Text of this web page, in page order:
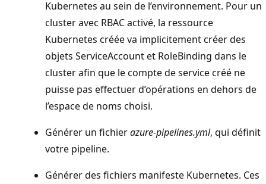
Kubernetes au sein de l’environnement. Pour un
cluster avec RBAC activé, la ressource
Kubernetes créée va implicitement créer des
objets ServiceAccount et RoleBinding dans le
cluster afin que le compte de service créé ne
puisse pas effectuer d’opérations en dehors de
l’espace de noms choisi.
Générer un fichierazure-pipelines.yml, qui définit
votre pipeline.
Générer des fichiers manifeste Kubernetes. Ces